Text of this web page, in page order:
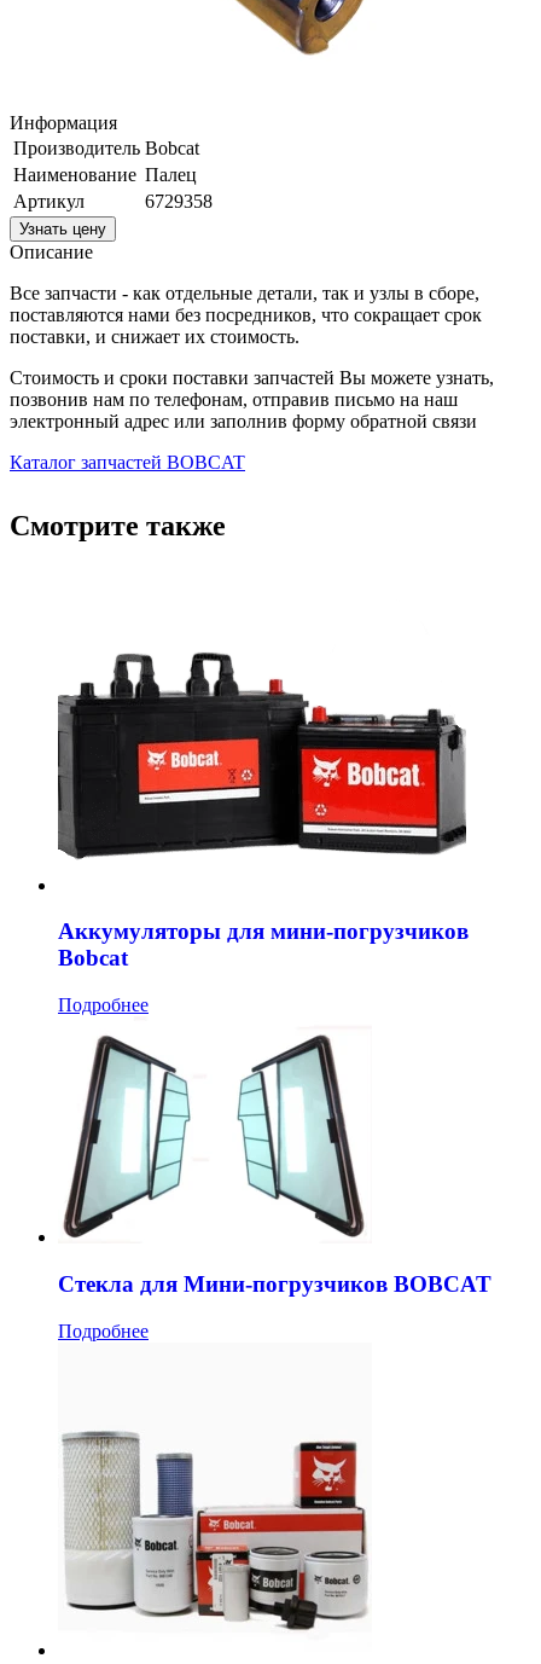
Информация
Производитель Bobcat
Наименование Палец
Артикул
6729358
Узнать цену
Описание
Все запчасти - как отдельные детали, так и узлы в сборе,
поставляются нами без посредников, что сокращает срок
поставки, и снижает их стоимость.
Стоимость и сроки поставки запчастей Вы можете узнать,
позвонив нам по телефонам, отправив письмо на наш
электронный адрес или заполнив форму обратной связи
Каталог запчастей BOBCAT
Смотрите также
Аккумуляторы для мини-погрузчиков
Bobcat
Подробнее
Стекла для Мини-погрузчиков BOBCAT
Подробнее